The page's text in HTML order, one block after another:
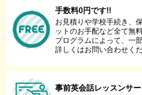
手数料0円です!!
お見積りや学校手続き、
ットのお手配など全て無
プログラムによって、一
詳しくはお問い合わせく
事前英会話レッスンサ